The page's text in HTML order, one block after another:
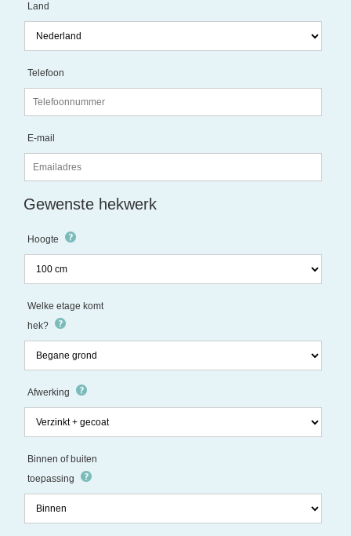
Land
Telefoon
E-mail
Gewenste hekwerk
Hoogte
Welke etage komt
hek?
Afwerking
Binnen of buiten
toepassing